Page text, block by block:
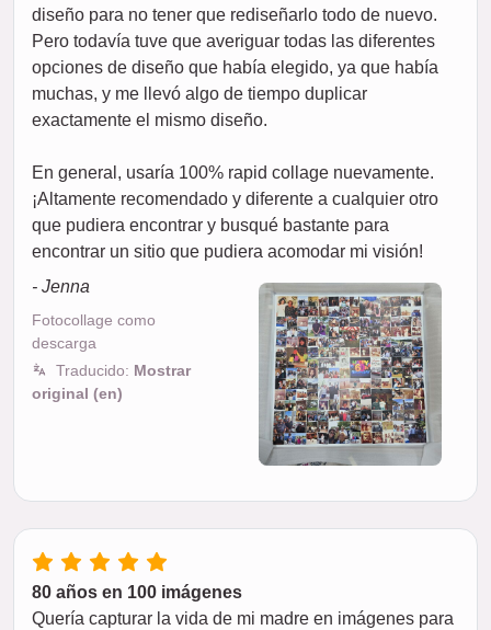
diseño para no tener que rediseñarlo todo de nuevo.
Pero todavía tuve que averiguar todas las diferentes
opciones de diseño que había elegido, ya que había
muchas, y me llevó algo de tiempo duplicar
exactamente el mismo diseño.
En general, usaría 100% rapid collage nuevamente.
¡Altamente recomendado y diferente a cualquier otro
que pudiera encontrar y busqué bastante para
encontrar un sitio que pudiera acomodar mi visión!
- Jenna
Fotocollage como
descarga
Traducido: Mostrar
original (en)
80 años en 100 imágenes
Quería capturar la vida de mi madre en imágenes para